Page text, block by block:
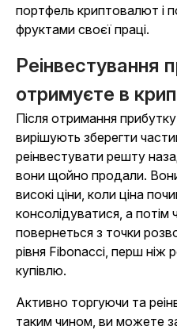
портфель криптовалют і
фруктами своєї праці.
Реінвестування
отримуєте в
Після отримання
вирішують зберегти
реінвестувати решту
вони щойно продали.
високі ціни, коли ціна
консолідуватися, а
повернеться з точки
рівня Fibonacci, перш ніж
купівлю.
Активно торгуючи та
таким чином, ви можете